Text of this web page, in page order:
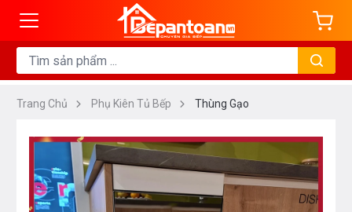
Trang Chủ Phụ Kiên Tủ Bếp Thùng Gạo